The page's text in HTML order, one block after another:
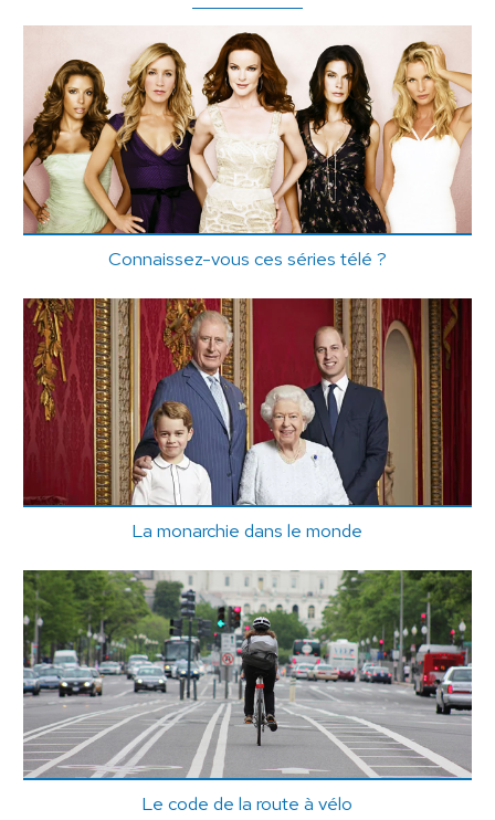
Connaissez-vous ces séries télé ?
La monarchie dans le monde
Le code de la route à vélo